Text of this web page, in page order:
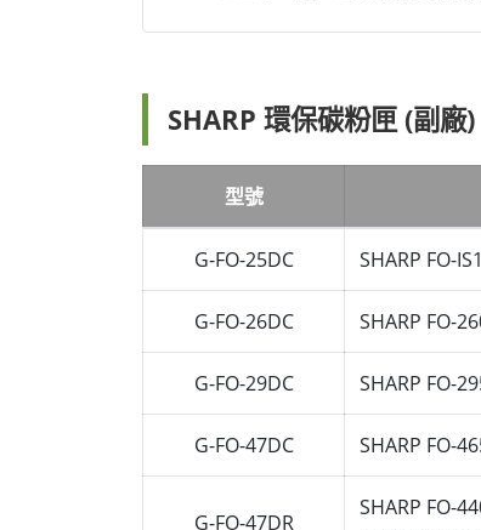
SHARP 環保碳粉匣 (副廠)
型號
G-FO-25DC SHARP FO-
G-FO-26DC SHARP FO-
G-FO-29DC SHARP FO-
G-FO-47DC SHARP FO-
G-FO-47DR
SHARP FO-